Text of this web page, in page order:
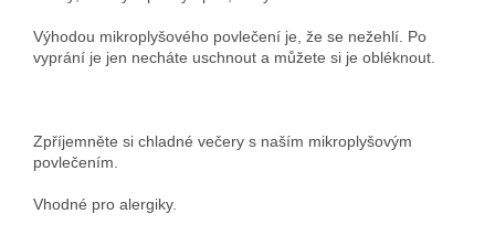
Výhodou mikroplyšového povlečení je, že se nežehlí. Po
vyprání je jen necháte uschnout a můžete si je obléknout.
Zpříjemněte si chladné večery s naším mikroplyšovým
povlečením.
Vhodné pro alergiky.